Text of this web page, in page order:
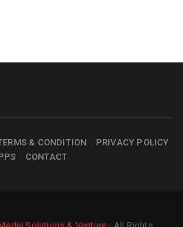
& CONDITION
PRIVACY POLICY
CONTACT